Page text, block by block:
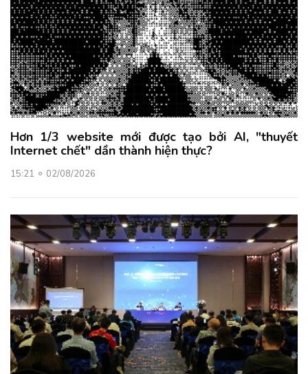
Hơn 1/3 website mới được tạo bởi AI, "thuyết
Internet chết" dần thành hiện thực?
15:21 02/08/2026